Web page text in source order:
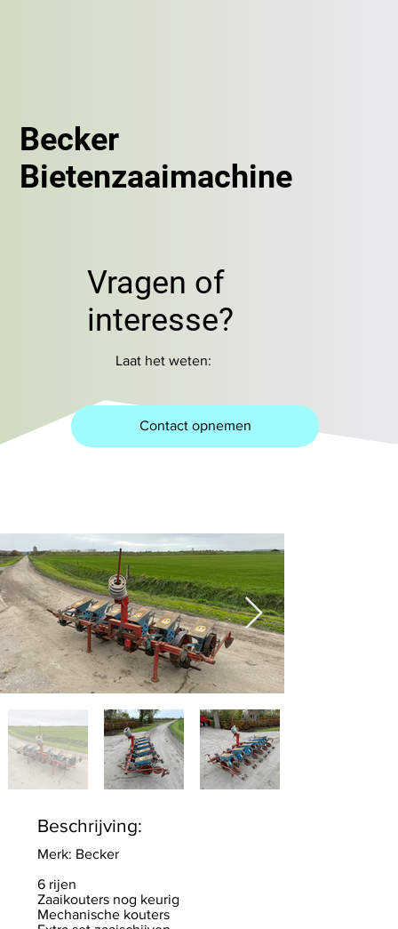
Beschrijving:
Merk: Becker
6 rijen
Zaaikouters nog keurig
Mechanische kouters
Becker
Bietenzaaimachine
Vragen of
interesse?
Laat het weten:
Contact opnemen